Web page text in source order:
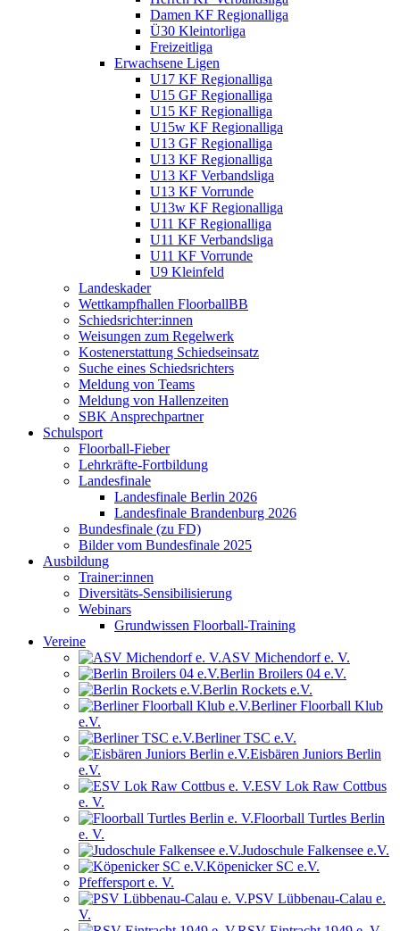
Damen KF Regionalliga
Ü30 Kleintorliga
Freizeitliga
Erwachsene Ligen
U17 KF Regionalliga
U15 GF Regionalliga
U15 KF Regionalliga
U15w KF Regionalliga
U13 GF Regionalliga
U13 KF Regionalliga
U13 KF Verbandsliga
U13 KF Vorrunde
U13w KF Regionalliga
U11 KF Regionalliga
U11 KF Verbandsliga
U11 KF Vorrunde
U9 Kleinfeld
Landeskader
Wettkampfhallen FloorballBB
Schiedsrichter:innen
Weisungen zum Regelwerk
Kostenerstattung Schiedseinsatz
Suche eines Schiedsrichters
Meldung von Teams
Meldung von Hallenzeiten
SBK Ansprechpartner
Schulsport
Floorball-Fieber
Lehrkräfte-Fortbildung
Landesfinale
Landesfinale Berlin 2026
Landesfinale Brandenburg 2026
Bundesfinale (zu FD)
Bilder vom Bundesfinale 2025
Ausbildung
Trainer:innen
Diversitäts-Sensibilisierung
Webinars
Grundwissen Floorball-Training
Vereine
ASV Michendorf e. V.
Berlin Broilers 04 e.V.
Berlin Rockets e.V.
Berliner Floorball Klub
e.V.
Berliner TSC e.V.
Eisbären Juniors Berlin
e.V.
ESV Lok Raw Cottbus
e. V.
Floorball Turtles Berlin
e. V.
Judoschule Falkensee e.V.
Köpenicker SC e.V.
Pfeffersport e. V.
PSV Lübbenau-Calau e.
V.